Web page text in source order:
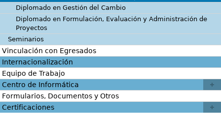
Diplomado en Gestión del Cambio
Diplomado en Formulación, Evaluación y Administración de
Proyectos
Seminarios
Vinculación con Egresados
Internacionalización
Equipo de Trabajo
Centro de Informática
Formularios, Documentos y Otros
Certificaciones